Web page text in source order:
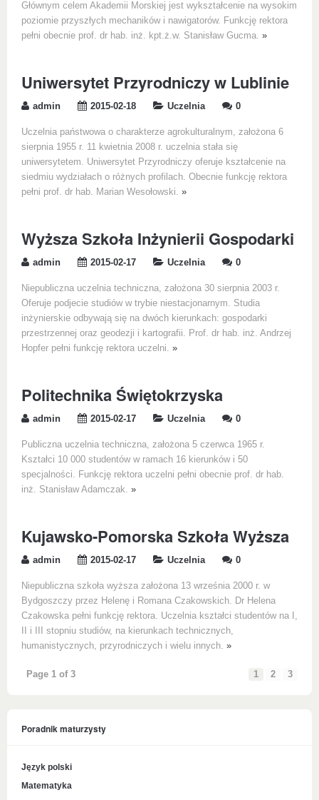
Głównym celem Akademii Morskiej jest wykształcenie na wysokim
poziomie przyszłych mechaników i nawigatorów. Funkcję rektora
pełni obecnie prof. dr hab. inż. kpt.ż.w. Stanisław Gucma. »
Uniwersytet Przyrodniczy w Lublinie
admin 2015-02-18 Uczelnia 0
Uczelnia państwowa o charakterze agrokulturalnym, założona 6
sierpnia 1955 r. 11 kwietnia 2008 r. uczelnia stała się
uniwersytetem. Uniwersytet Przyrodniczy oferuje kształcenie na
siedmiu wydziałach o różnych profilach. Obecnie funkcję rektora
pełni prof. dr hab. Marian Wesołowski. »
Wyższa Szkoła Inżynierii Gospodarki
admin 2015-02-17 Uczelnia 0
Niepubliczna uczelnia techniczna, założona 30 sierpnia 2003 r.
Oferuje podjecie studiów w trybie niestacjonarnym. Studia
inżynierskie odbywają się na dwóch kierunkach: gospodarki
przestrzennej oraz geodezji i kartografii. Prof. dr hab. inż. Andrzej
Hopfer pełni funkcję rektora uczelni. »
Politechnika Świętokrzyska
admin 2015-02-17 Uczelnia 0
Publiczna uczelnia techniczna, założona 5 czerwca 1965 r.
Kształci 10 000 studentów w ramach 16 kierunków i 50
specjalności. Funkcję rektora uczelni pełni obecnie prof. dr hab.
inż. Stanisław Adamczak. »
Kujawsko-Pomorska Szkoła Wyższa
admin 2015-02-17 Uczelnia 0
Niepubliczna szkoła wyższa założona 13 września 2000 r. w
Bydgoszczy przez Helenę i Romana Czakowskich. Dr Helena
Czakowska pełni funkcję rektora. Uczelnia kształci studentów na I,
II i III stopniu studiów, na kierunkach technicznych,
humanistycznych, przyrodniczych i wielu innych. »
Page 1 of 3 1 2 3
Poradnik maturzysty
Język polski
Matematyka